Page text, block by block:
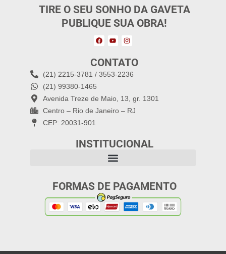
TIRE O SEU SONHO DA GAVETA
PUBLIQUE SUA OBRA!
CONTATO
(21) 2215-3781 / 3553-2236
(21) 99380-1465
Avenida Treze de Maio, 13, gr. 1301
Centro – Rio de Janeiro – RJ
CEP: 20031-901
INSTITUCIONAL
FORMAS DE PAGAMENTO